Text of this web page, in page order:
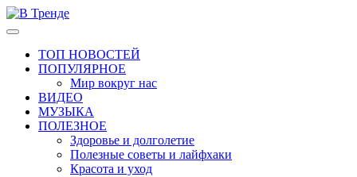
Перейти
к
Основное
ТОП НОВОСТЕЙ
ПОПУЛЯРНОЕ
Мир вокруг нас
ВИДЕО
МУЗЫКА
ПОЛЕЗНОЕ
Здоровье и долголетие
Полезные советы и лайфхаки
Красота и уход